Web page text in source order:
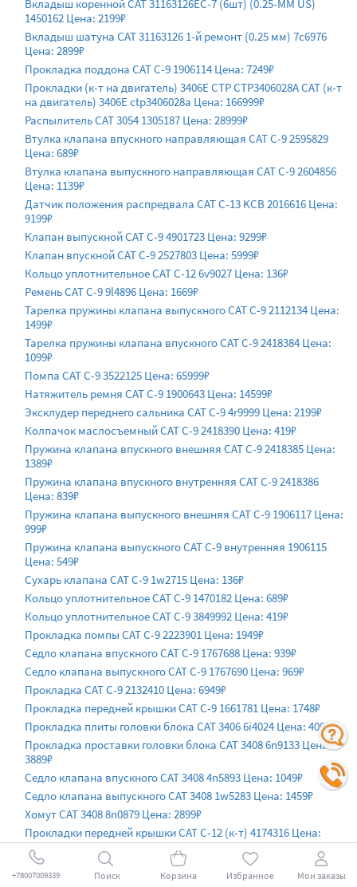
Вкладыш коренной CAT 31163126EC-7 (6шт) (0.25-MM US)
1450162 Цена: 2199₽
Вкладыш шатуна CAT 31163126 1-й ремонт (0.25 мм) 7c6976
Цена: 2899₽
Прокладка поддона CAT C-9 1906114 Цена: 7249₽
Прокладки (к-т на двигатель) 3406E CTP CTP3406028A CAT (к-т
на двигатель) 3406E ctp3406028a Цена: 166999₽
Распылитель CAT 3054 1305187 Цена: 28999₽
Втулка клапана впускного направляющая CAT C-9 2595829
Цена: 689₽
Втулка клапана выпускного направляющая CAT C-9 2604856
Цена: 1139₽
Датчик положения распредвала CAT C-13 KCB 2016616 Цена:
9199₽
Клапан выпускной CAT C-9 4901723 Цена: 9299₽
Клапан впускной CAT C-9 2527803 Цена: 5999₽
Кольцо уплотнительное CAT C-12 6v9027 Цена: 136₽
Ремень CAT C-9 9l4896 Цена: 1669₽
Тарелка пружины клапана выпускного CAT C-9 2112134 Цена:
1499₽
Тарелка пружины клапана впускного CAT C-9 2418384 Цена:
1099₽
Помпа CAT C-9 3522125 Цена: 65999₽
Натяжитель ремня CAT C-9 1900643 Цена: 14599₽
Эксклудер переднего сальника CAT C-9 4r9999 Цена: 2199₽
Колпачок маслосъемный CAT C-9 2418390 Цена: 419₽
Пружина клапана впускного внешняя CAT C-9 2418385 Цена:
1389₽
Пружина клапана впускного внутренняя CAT C-9 2418386
Цена: 839₽
Пружина клапана выпускного внешняя CAT C-9 1906117 Цена:
999₽
Пружина клапана выпускного CAT C-9 внутренняя 1906115
Цена: 549₽
Сухарь клапана CAT C-9 1w2715 Цена: 136₽
Кольцо уплотнительное CAT C-9 1470182 Цена: 689₽
Кольцо уплотнительное CAT C-9 3849992 Цена: 419₽
Прокладка помпы CAT C-9 2223901 Цена: 1949₽
Седло клапана впускного CAT C-9 1767688 Цена: 939₽
Седло клапана выпускного CAT C-9 1767690 Цена: 969₽
Прокладка CAT C-9 2132410 Цена: 6949₽
Прокладка передней крышки CAT C-9 1661781 Цена: 1748₽
Прокладка плиты головки блока CAT 3406 6i4024 Цена: 4099₽
Прокладка проставки головки блока CAT 3408 6n9133 Цена:
3889₽
Седло клапана впускного CAT 3408 4n5893 Цена: 1049₽
Седло клапана выпускного CAT 3408 1w5283 Цена: 1459₽
Хомут CAT 3408 8n0879 Цена: 2899₽
Прокладки передней крышки CAT C-12 (к-т) 4174316 Цена:
38999₽
Клапан выпускной CAT 3408 1152367 Цена: 4399₽
Клапан впускной CAT 3408 1152368 Цена: 4399₽
+78007009339 Поиск Корзина Избранное Мои заказы